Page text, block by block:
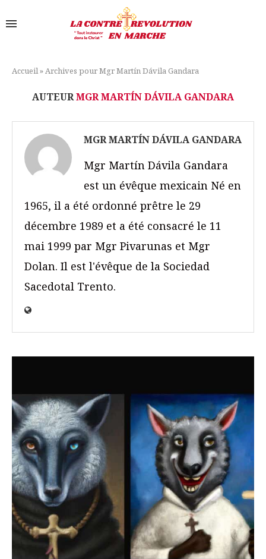
Accueil»Archives pour Mgr Martín Dávila Gandara
AUTEURMGR MARTÍN DÁVILA GANDARA
MGR MARTÍN DÁVILA GANDARA
Mgr Martín Dávila Gandara
est un évêque mexicain Né en
1965, il a été ordonné prêtre le 29
décembre 1989 et a été consacré le 11
mai 1999 par Mgr Pivarunas et Mgr
Dolan. Il est l'évêque de la Sociedad
Sacedotal Trento.